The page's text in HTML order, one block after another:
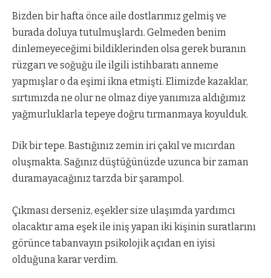
Bizden bir hafta önce aile dostlarımız gelmiş ve
burada doluya tutulmuşlardı. Gelmeden benim
dinlemeyeceğimi bildiklerinden olsa gerek buranın
rüzgarı ve soğuğu ile ilgili istihbaratı anneme
yapmışlar o da eşimi ikna etmişti. Elimizde kazaklar,
sırtımızda ne olur ne olmaz diye yanımıza aldığımız
yağmurluklarla tepeye doğru tırmanmaya koyulduk.
Dik bir tepe. Bastığınız zemin iri çakıl ve mıcırdan
oluşmakta. Sağınız düştüğünüzde uzunca bir zaman
duramayacağınız tarzda bir şarampol.
Çıkması derseniz, eşekler size ulaşımda yardımcı
olacaktır ama eşek ile iniş yapan iki kişinin suratlarını
görünce tabanvayın psikolojik açıdan en iyisi
olduğuna karar verdim.